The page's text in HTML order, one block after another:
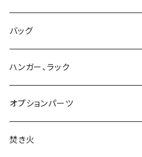
バッグ
ハンガー、ラック
オプションパーツ
焚き火